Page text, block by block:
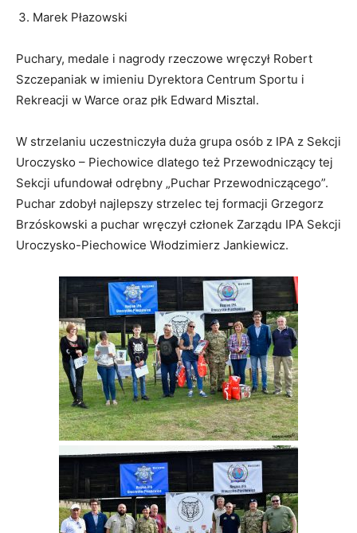
Marek Płazowski
Puchary, medale i nagrody rzeczowe wręczył Robert
Szczepaniak w imieniu Dyrektora Centrum Sportu i
Rekreacji w Warce oraz płk Edward Misztal.
W strzelaniu uczestniczyła duża grupa osób z IPA z Sekcji
Uroczysko – Piechowice dlatego też Przewodniczący tej
Sekcji ufundował odrębny „Puchar Przewodniczącego”.
Puchar zdobył najlepszy strzelec tej formacji Grzegorz
Brzóskowski a puchar wręczył członek Zarządu IPA Sekcji
Uroczysko-Piechowice Włodzimierz Jankiewicz.